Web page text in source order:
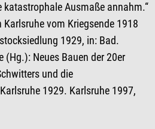
katastrophale Ausmaße annahm.“
vom Kriegsende 1918
1929, in: Bad.
(Hg.): Neues Bauen der 20er
und die
1929. Karlsruhe 1997,